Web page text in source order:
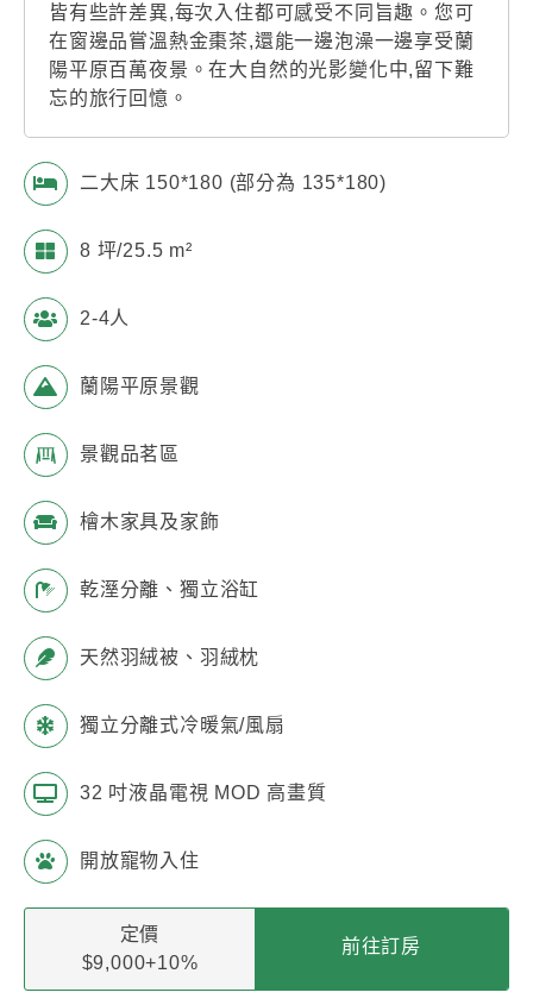
皆有些許差異,每次入住都可感受不同旨趣。您可
在窗邊品嘗溫熱金棗茶,還能一邊泡澡一邊享受蘭
陽平原百萬夜景。在大自然的光影變化中,留下難
忘的旅行回憶。
二大床 150*180 (部分為 135*180)
8 坪/25.5 m²
2-4人
蘭陽平原景觀
景觀品茗區
檜木家具及家飾
乾溼分離、獨立浴缸
天然羽絨被、羽絨枕
獨立分離式冷暖氣/風扇
32 吋液晶電視 MOD 高畫質
開放寵物入住
定價
$9,000+10%
前往訂房